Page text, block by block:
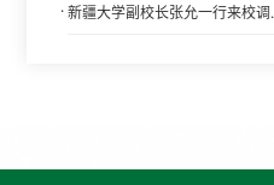
· 新疆大学副校长张允一行来校调